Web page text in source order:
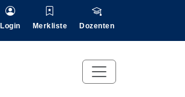
Login Merkliste Dozenten